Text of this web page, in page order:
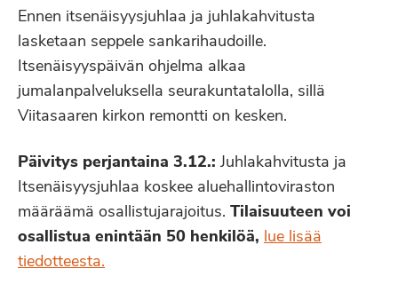
Ennen itsenäisyysjuhlaa ja juhlakahvitusta
lasketaan seppele sankarihaudoille.
Itsenäisyyspäivän ohjelma alkaa
jumalanpalveluksella seurakuntatalolla, sillä
Viitasaaren kirkon remontti on kesken.
Päivitys perjantaina 3.12.: Juhlakahvitusta ja
Itsenäisyysjuhlaa koskee aluehallintoviraston
määräämä osallistujarajoitus. Tilaisuuteen voi
osallistua enintään 50 henkilöä, lue lisää
tiedotteesta.